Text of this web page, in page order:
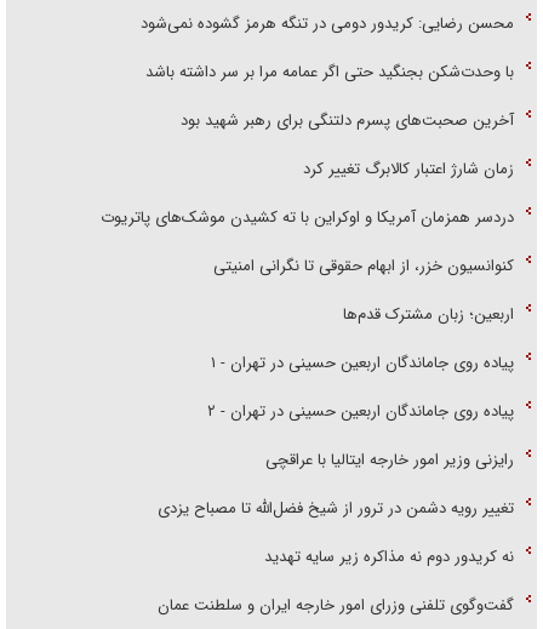
محسن رضایی: کریدور دومی در تنگه هرمز گشوده نمی‌شود
با وحدت‌شکن بجنگید حتی اگر عمامه مرا بر سر داشته باشد
آخرین صحبت‌های پسرم دلتنگی برای رهبر شهید بود
زمان شارژ اعتبار کالابرگ تغییر کرد
دردسر همزمان آمریکا و اوکراین با ته کشیدن موشک‌های پاتریوت
کنوانسیون خزر، از ابهام حقوقی تا نگرانی امنیتی
اربعین؛ زبان مشترک قدم‌ها
پیاده روی جاماندگان اربعین حسینی در تهران - ۱
پیاده روی جاماندگان اربعین حسینی در تهران - ۲
رایزنی وزیر امور خارجه ایتالیا با عراقچی
تغییر رویه دشمن در ترور از شیخ فضل‌الله تا مصباح یزدی
نه کریدور دوم نه مذاکره زیر سایه تهدید
گفت‌وگوی تلفنی وزرای امور خارجه ایران و سلطنت عمان